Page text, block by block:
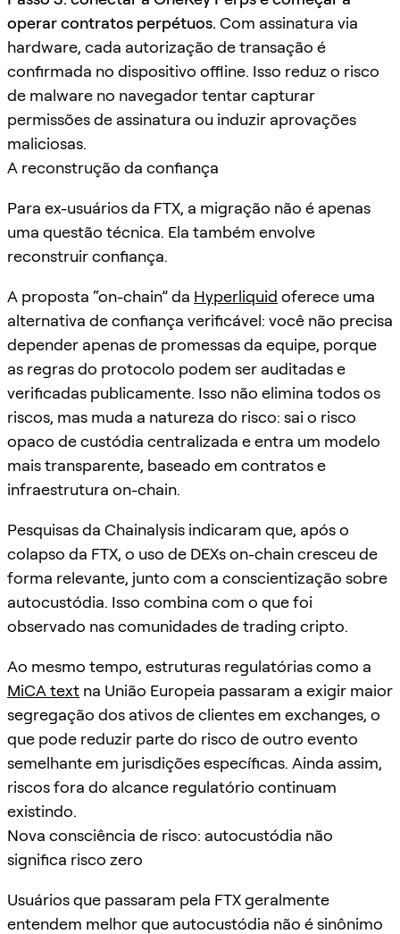
operar contratos perpétuos. Com assinatura via
hardware, cada autorização de transação é
confirmada no dispositivo offline. Isso reduz o risco
de malware no navegador tentar capturar
permissões de assinatura ou induzir aprovações
maliciosas.
A reconstrução da confiança
Para ex-usuários da FTX, a migração não é apenas
uma questão técnica. Ela também envolve
reconstruir confiança.
A proposta “on-chain” da Hyperliquid oferece uma
alternativa de confiança verificável: você não precisa
depender apenas de promessas da equipe, porque
as regras do protocolo podem ser auditadas e
verificadas publicamente. Isso não elimina todos os
riscos, mas muda a natureza do risco: sai o risco
opaco de custódia centralizada e entra um modelo
mais transparente, baseado em contratos e
infraestrutura on-chain.
Pesquisas da Chainalysis indicaram que, após o
colapso da FTX, o uso de DEXs on-chain cresceu de
forma relevante, junto com a conscientização sobre
autocustódia. Isso combina com o que foi
observado nas comunidades de trading cripto.
Ao mesmo tempo, estruturas regulatórias como a
MiCA text na União Europeia passaram a exigir maior
segregação dos ativos de clientes em exchanges, o
que pode reduzir parte do risco de outro evento
semelhante em jurisdições específicas. Ainda assim,
riscos fora do alcance regulatório continuam
existindo.
Nova consciência de risco: autocustódia não
significa risco zero
Usuários que passaram pela FTX geralmente
entendem melhor que autocustódia não é sinônimo